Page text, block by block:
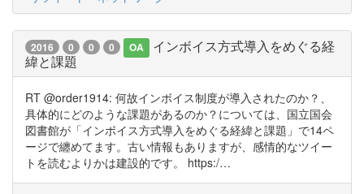
2016 0 0 0 OA
インボイス方式導入をめぐる経
緯と課題
RT @order1914: 何故インボイス制度が導入されたのか？、
具体的にどのような課題があるのか？については、国立国会
図書館が「インボイス方式導入をめぐる経緯と課題」で14ペ
ージで纏めてます。古い情報もありますが、感情的なツイー
トを読むよりかは建設的です。 https:/…